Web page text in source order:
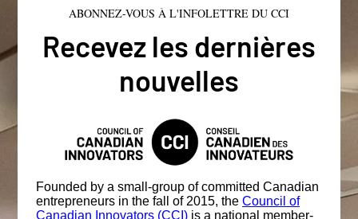
ABONNEZ-VOUS À L'INFOLETTRE DU CCI
Recevez les dernières
nouvelles